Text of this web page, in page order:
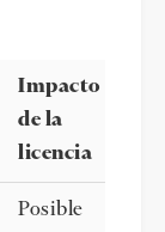
Impacto
de la
licencia
Posible